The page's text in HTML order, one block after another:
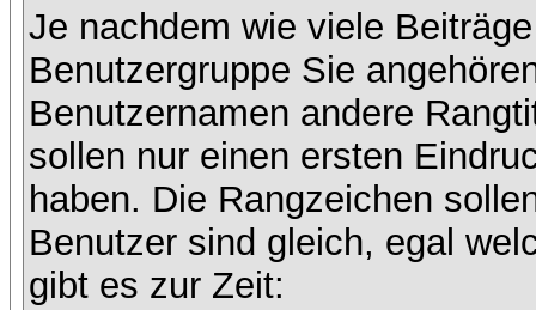
Je nachdem wie viele
Benutzergruppe Sie
Benutzernamen andere
sollen nur einen ersten
haben. Die Rangzeichen
Benutzer sind gleich, egal
gibt es zur Zeit: